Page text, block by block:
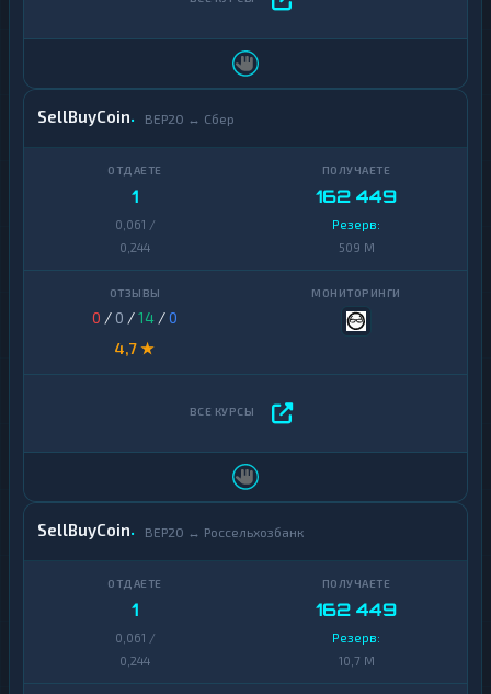
SellBuyCoin BEP20 ↔ Сбер
1
0,061 /
0,244
162 449
Резерв:
509 M
0 / 0 /14 /0
4,7 ★
SellBuyCoin BEP20 ↔ Россельхозбанк
1
0,061 /
0,244
162 449
Резерв:
10,7 M